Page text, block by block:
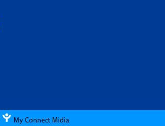
My Connect Midia